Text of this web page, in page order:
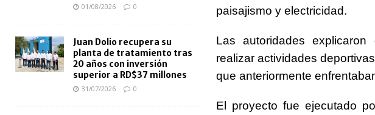
paisajismo y electricidad.
Las autoridades
realizar actividades
que anteriormente
El proyecto fue ejecutado
01/08/2026 0
Juan Dolio recupera su
planta de tratamiento tras
20 años con inversión
superior a RD$37 millones
31/07/2026 0